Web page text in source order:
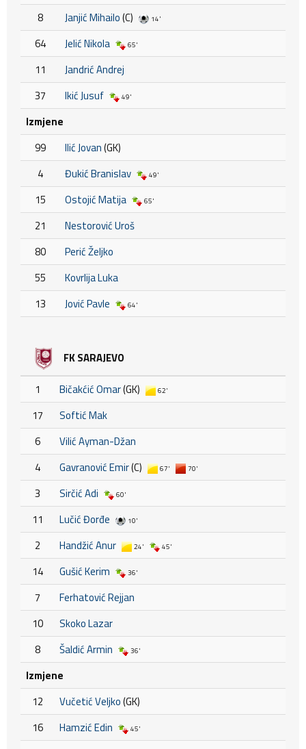
8 Janjić Mihailo(C) 14'
64 Jelić Nikola 65'
11
Jandrić Andrej
37
Ikić Jusuf 49'
Izmjene
99
Ilić Jovan(GK)
4
Đukić Branislav 49'
15 Ostojić Matija 65'
21
Nestorović Uroš
80
Perić Željko
55
Kovrlija Luka
13
Jović Pavle 64'
FK SARAJEVO
1 Bičakćić Omar(GK) 62'
17
Softić Mak
6
Vilić Ayman-Džan
4
Gavranović Emir(C) 67' 70'
3 Sirčić Adi 60'
11 Lučić Đorđe 10'
2 Handžić Anur 24' 45'
14 Gušić Kerim 36'
7
Ferhatović Rejjan
10
Skoko Lazar
8
Šaldić Armin 36'
Izmjene
12
Vučetić Veljko(GK)
16
Hamzić Edin 45'